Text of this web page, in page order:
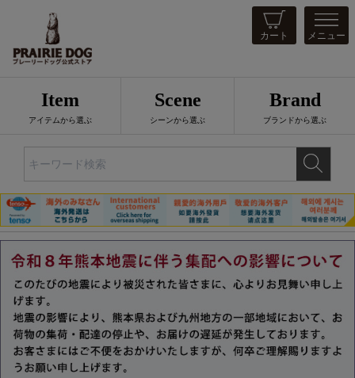
カート メニュー
Item
アイテムから選ぶ
Scene
シーンから選ぶ
Brand
ブランドから選ぶ